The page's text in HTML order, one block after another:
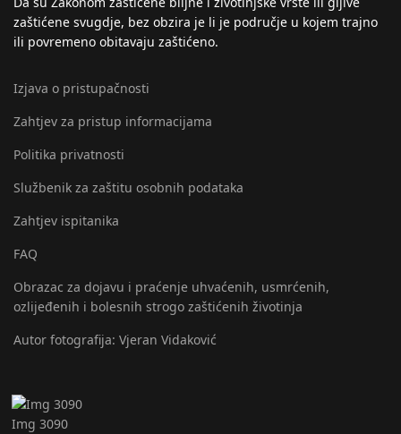
zaštićene svugdje, bez obzira je li je područje u kojem trajno
ili povremeno obitavaju zaštićeno.
Izjava o pristupačnosti
Zahtjev za pristup informacijama
Politika privatnosti
Službenik za zaštitu osobnih podataka
Zahtjev ispitanika
FAQ
Obrazac za dojavu i praćenje uhvaćenih, usmrćenih,
ozlijeđenih i bolesnih strogo zaštićenih životinja
Autor fotografija: Vjeran Vidaković
Img 3090